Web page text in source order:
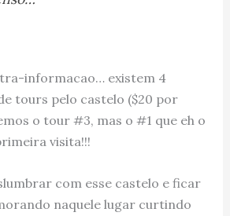
informacao… existem 4
tours pelo castelo ($20 por
o tour #3, mas o #1 que eh o
visita!!!
com esse castelo e ficar
naquele lugar curtindo